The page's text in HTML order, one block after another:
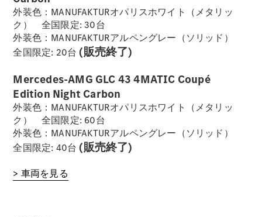
外装色：MANUFAKTURオパリスホワイト（メタリッ
ク） 全国限定: 30台
外装色：MANUFAKTURアルペングレー（ソリッド）
全国限定: 20台(販売終了)
Mercedes-AMG GLC 43 4MATIC Coupé
Edition Night Carbon
外装色：MANUFAKTURオパリスホワイト（メタリッ
ク） 全国限定: 60台
外装色：MANUFAKTURアルペングレー（ソリッド）
全国限定: 40台(販売終了)
> 車両を見る